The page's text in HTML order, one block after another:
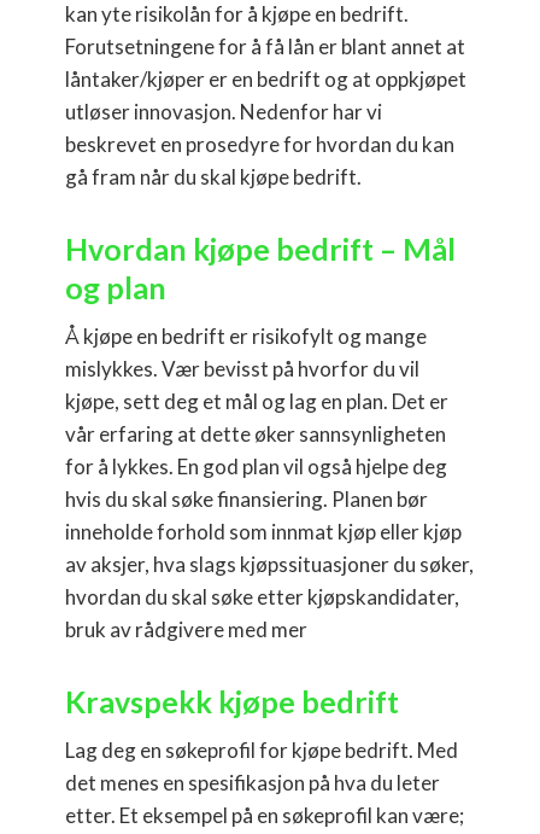
kan yte risikolån for å kjøpe en bedrift.
Forutsetningene for å få lån er blant annet at
låntaker/kjøper er en bedrift og at oppkjøpet
utløser innovasjon. Nedenfor har vi
beskrevet en prosedyre for hvordan du kan
gå fram når du skal kjøpe bedrift.
Hvordan kjøpe bedrift – Mål
og plan
Å kjøpe en bedrift er risikofylt og mange
mislykkes. Vær bevisst på hvorfor du vil
kjøpe, sett deg et mål og lag en plan. Det er
vår erfaring at dette øker sannsynligheten
for å lykkes. En god plan vil også hjelpe deg
hvis du skal søke finansiering. Planen bør
inneholde forhold som innmat kjøp eller kjøp
av aksjer, hva slags kjøpssituasjoner du søker,
hvordan du skal søke etter kjøpskandidater,
bruk av rådgivere med mer
Kravspekk kjøpe bedrift
Lag deg en søkeprofil for kjøpe bedrift. Med
det menes en spesifikasjon på hva du leter
etter. Et eksempel på en søkeprofil kan være;